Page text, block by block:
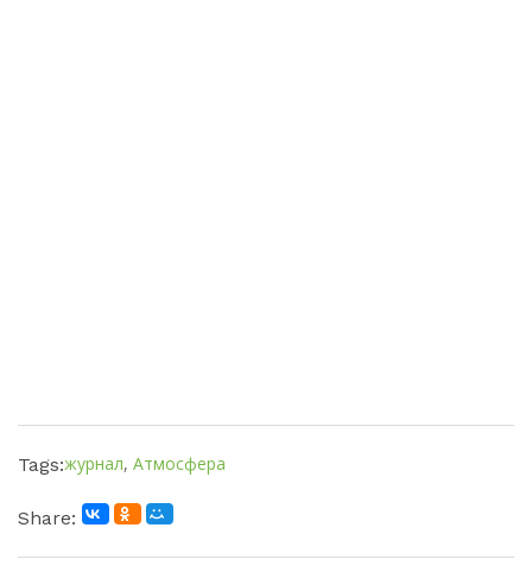
Tags:журнал, Атмосфера
Share: